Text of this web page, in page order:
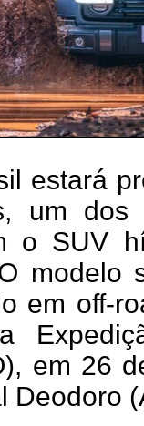
estará
um dos
o SUV
modelo
em off-
em 26
Deodoro